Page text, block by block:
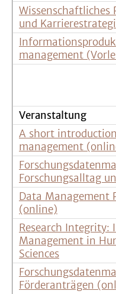
Wissenschaftliches
und
management
Veranstaltung
A short
management
Forschungsalltag
Data Management
(online)
Research Integrity:
Management in
Sciences
Förderanträgen